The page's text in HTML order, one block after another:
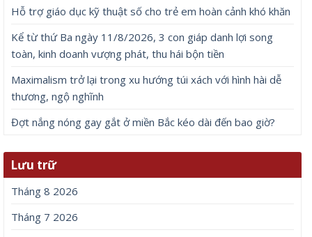
Hỗ trợ giáo dục kỹ thuật số cho trẻ em hoàn cảnh khó khăn
Kể từ thứ Ba ngày 11/8/2026, 3 con giáp danh lợi song
toàn, kinh doanh vượng phát, thu hái bộn tiền
Maximalism trở lại trong xu hướng túi xách với hình hài dễ
thương, ngộ nghĩnh
Đợt nắng nóng gay gắt ở miền Bắc kéo dài đến bao giờ?
Lưu trữ
Tháng 8 2026
Tháng 7 2026